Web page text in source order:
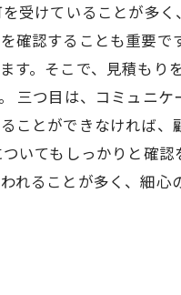
受けていることが多
確認することも重要で
す。そこで、見積もり
三つ目は、コミュニ
ことができなければ、
いてもしっかりと確
れることが多く、細心